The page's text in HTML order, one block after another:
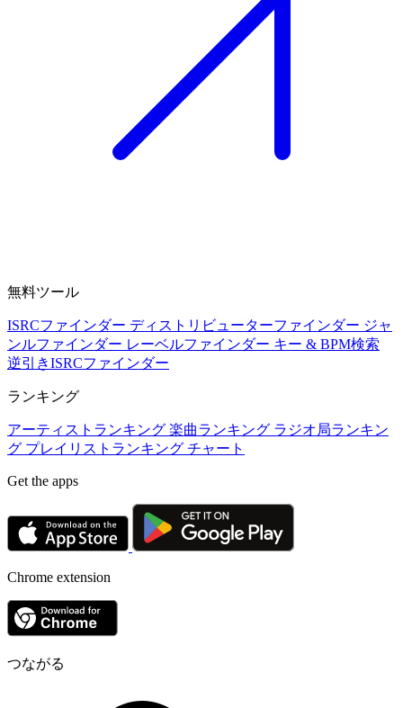
無料ツール
ISRCファインダー ディストリビューターファインダー ジャ
ンルファインダー レーベルファインダー キー & BPM検索
逆引きISRCファインダー
ランキング
アーティストランキング 楽曲ランキング ラジオ局ランキン
グ プレイリストランキング チャート
Get the apps
Chrome extension
つながる